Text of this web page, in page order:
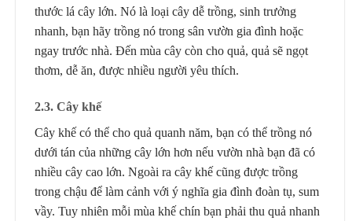
thước lá cây lớn. Nó là loại cây dễ trồng, sinh trưởng
nhanh, bạn hãy trồng nó trong sân vườn gia đình hoặc
ngay trước nhà. Đến mùa cây còn cho quả, quả sẽ ngọt
thơm, dễ ăn, được nhiều người yêu thích.
2.3. Cây khế
Cây khế có thể cho quả quanh năm, bạn có thể trồng nó
dưới tán của những cây lớn hơn nếu vườn nhà bạn đã có
nhiều cây cao lớn. Ngoài ra cây khế cũng được trồng
trong chậu để làm cảnh với ý nghĩa gia đình đoàn tụ, sum
vầy. Tuy nhiên mỗi mùa khế chín bạn phải thu quả nhanh